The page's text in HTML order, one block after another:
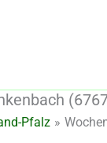
Pfalz